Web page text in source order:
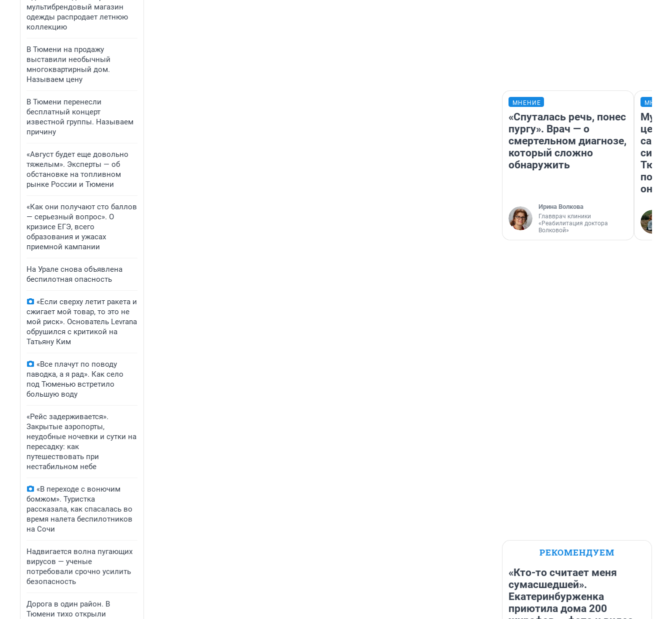
мультибрендовый магазин
одежды распродает летнюю
коллекцию
В Тюмени на продажу
выставили необычный
многоквартирный дом.
Называем цену
В Тюмени перенесли
бесплатный концерт
известной группы. Называем
причину
«Август будет еще довольно
тяжелым». Эксперты — об
обстановке на топливном
рынке России и Тюмени
«Как они получают сто баллов
— серьезный вопрос». О
кризисе ЕГЭ, всего
образования и ужасах
приемной кампании
На Урале снова объявлена
беспилотная опасность
«Если сверху летит ракета и
сжигает мой товар, то это не
мой риск». Основатель Levrana
обрушился с критикой на
Татьяну Ким
«Все плачут по поводу
паводка, а я рад». Как село
под Тюменью встретило
большую воду
«Рейс задерживается».
Закрытые аэропорты,
неудобные ночевки и сутки на
пересадку: как
путешествовать при
нестабильном небе
«В переходе с вонючим
бомжом». Туристка
рассказала, как спасалась во
время налета беспилотников
на Сочи
Надвигается волна пугающих
вирусов — ученые
потребовали срочно усилить
безопасность
Дорога в один район. В
Тюмени тихо открыли
МНЕНИЕ
«Спуталась речь, понес
пургу». Врач — о
смертельном диагнозе,
который сложно
обнаружить
Ирина Волкова
Главврач клиники
«Реабилитация доктора
Волковой»
они
РЕКОМЕНДУЕМ
«Кто-то считает меня
сумасшедшей».
Екатеринбурженка
приютила дома 200